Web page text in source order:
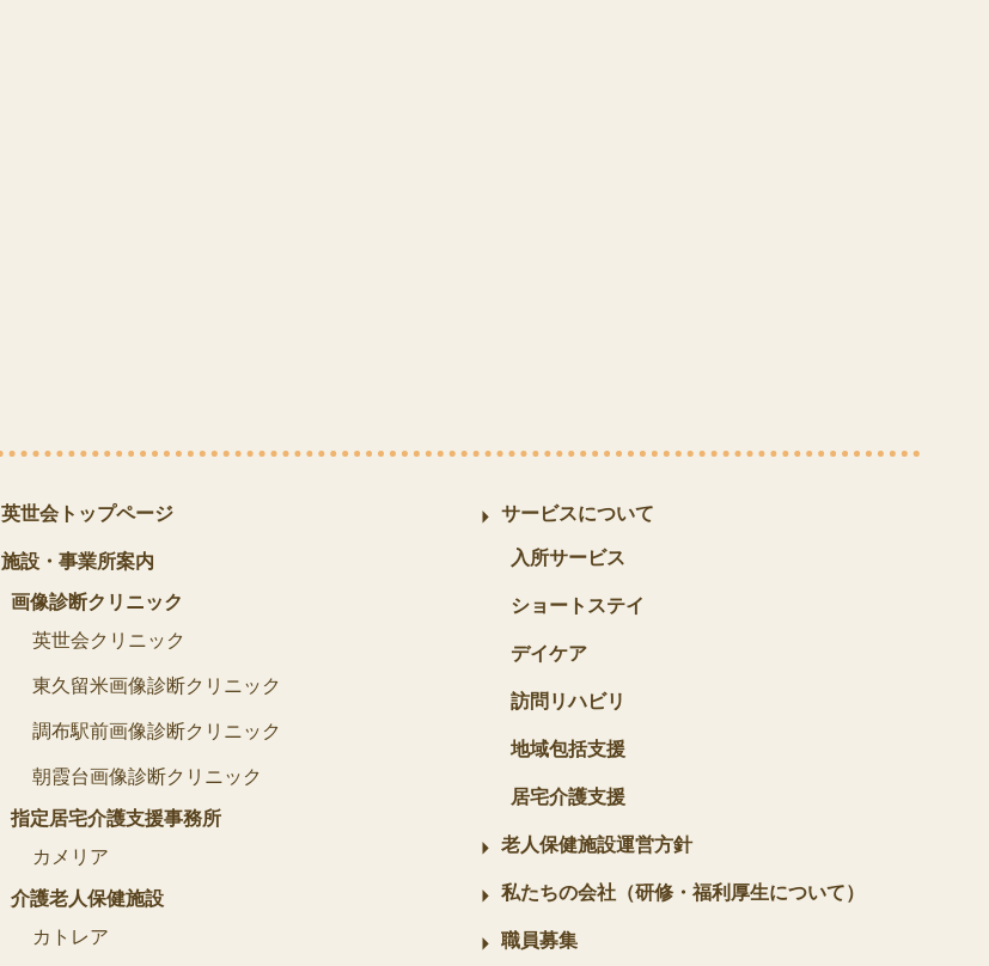
英世会トップページ
施設・事業所案内
画像診断クリニック
英世会クリニック
東久留米画像診断クリニック
調布駅前画像診断クリニック
朝霞台画像診断クリニック
指定居宅介護支援事務所
カメリア
介護老人保健施設
カトレア
サービスについて
入所サービス
ショートステイ
デイケア
訪問リハビリ
地域包括支援
居宅介護支援
老人保健施設運営方針
私たちの会社（研修・福利厚生について）
職員募集